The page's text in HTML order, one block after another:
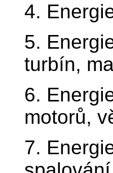
4.
5.
turbín,
6.
motorů,
7.